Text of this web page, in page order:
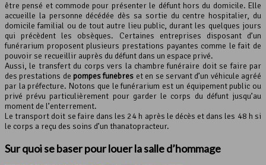
être pensé et commode pour présenter le défunt hors du domicile. Elle
accueille la personne décédée dès sa sortie du centre hospitalier, du
domicile familial ou de tout autre lieu public, durant les quelques jours
qui précèdent les obsèques. Certaines entreprises disposant d’un
funérarium proposent plusieurs prestations payantes comme le fait de
pouvoir se recueillir auprès du défunt dans un espace privé.
Aussi, le transfert du corps vers la chambre funéraire doit se faire par
des prestations de pompes funèbres et en se servant d’un véhicule agréé
par la préfecture. Notons que le funérarium est un équipement public ou
privé prévu particulièrement pour garder le corps du défunt jusqu’au
moment de l’enterrement.
Le transport doit se faire dans les 24 h après le décès et dans les 48 h si
le corps a reçu des soins d’un thanatopracteur.
Sur quoi se baser pour louer la salle d’hommage